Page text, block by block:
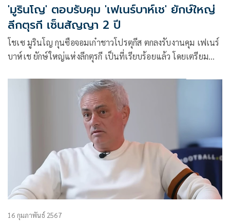
'มูรินโญ' ตอบรับคุม 'เฟเนร์บาห์เช' ยักษ์ใหญ่
ลีกตุรกี เซ็นสัญญา 2 ปี
โชเซ มูรินโญ กุนซือจอมเก๋าชาวโปรตุกีส ตกลงรับงานคุม เฟเนร์
บาห์เช ยักษ์ใหญ่แห่งลีกตุรกี เป็นที่เรียบร้อยแล้ว โดยเตรียม
16 กุมภาพันธ์ 2567